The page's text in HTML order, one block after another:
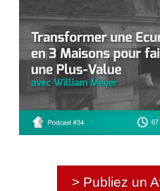
> Publiez un